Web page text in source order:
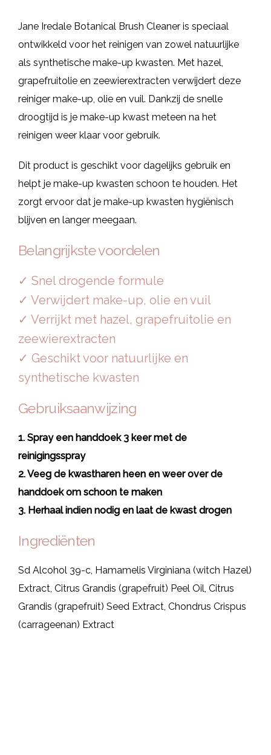
Jane Iredale Botanical Brush Cleaner is speciaal
ontwikkeld voor het reinigen van zowel natuurlijke
als synthetische make-up kwasten. Met hazel,
grapefruitolie en zeewierextracten verwijdert deze
reiniger make-up, olie en vuil. Dankzij de snelle
droogtijd is je make-up kwast meteen na het
reinigen weer klaar voor gebruik.
Dit product is geschikt voor dagelijks gebruik en
helpt je make-up kwasten schoon te houden. Het
zorgt ervoor dat je make-up kwasten hygiënisch
blijven en langer meegaan.
Belangrijkste voordelen
✓ Snel drogende formule
✓ Verwijdert make-up, olie en vuil
✓ Verrijkt met hazel, grapefruitolie en
zeewierextracten
✓ Geschikt voor natuurlijke en
synthetische kwasten
Gebruiksaanwijzing
1. Spray een handdoek 3 keer met de
reinigingsspray
2. Veeg de kwastharen heen en weer over de
handdoek om schoon te maken
3. Herhaal indien nodig en laat de kwast drogen
Ingrediënten
Sd Alcohol 39-c, Hamamelis Virginiana (witch Hazel)
Extract, Citrus Grandis (grapefruit) Peel Oil, Citrus
Grandis (grapefruit) Seed Extract, Chondrus Crispus
(carrageenan) Extract